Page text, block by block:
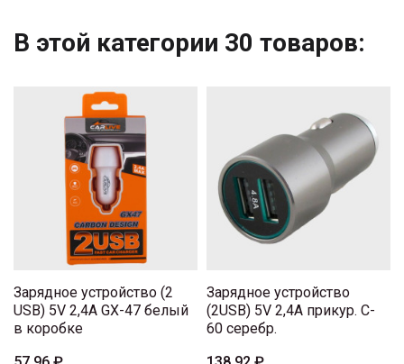
В этой категории 30 товаров:
Зарядное устройство (2
USB) 5V 2,4A GX-47 белый
в коробке
Зарядное устройство
(2USB) 5V 2,4A прикур. C-
60 серебр.